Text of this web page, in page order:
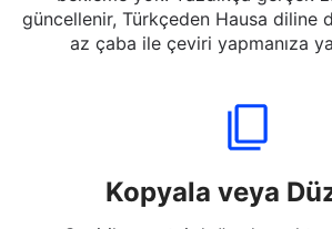
Hausa çeviriniz anında görünür
bekleme yok. Yazdıkça gerçek
az çaba ile çeviri yapmanıza